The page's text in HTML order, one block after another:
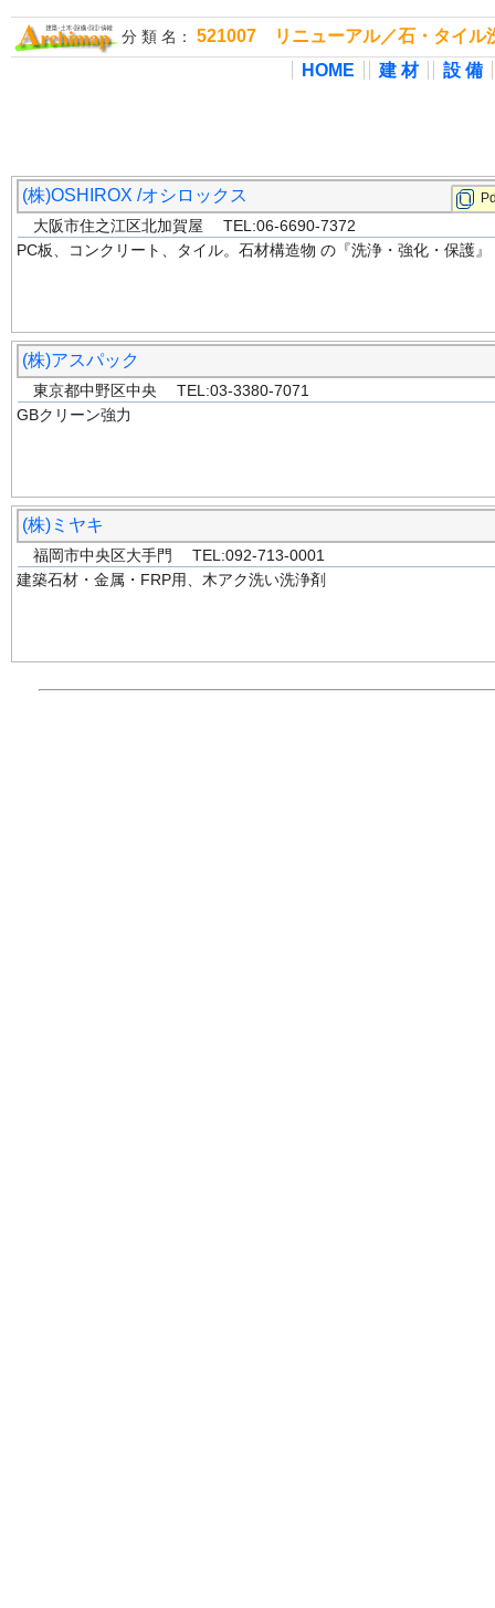
分 類 名： 521007 リニューアル／石・タイル
HOME
建 材 設 備
(株)OSHIROX /オシロックス
大阪市住之江区北加賀屋 TEL:06-6690-7372
PC板、コンクリート、タイル。石材構造物 の『洗浄・強化・保護』
(株)アスパック
東京都中野区中央 TEL:03-3380-7071
GBクリーン強力
(株)ミヤキ
福岡市中央区大手門 TEL:092-713-0001
建築石材・金属・FRP用、木アク洗い洗浄剤